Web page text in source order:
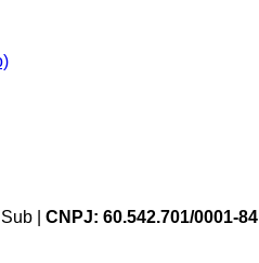
| CNPJ: 60.542.701/0001-84